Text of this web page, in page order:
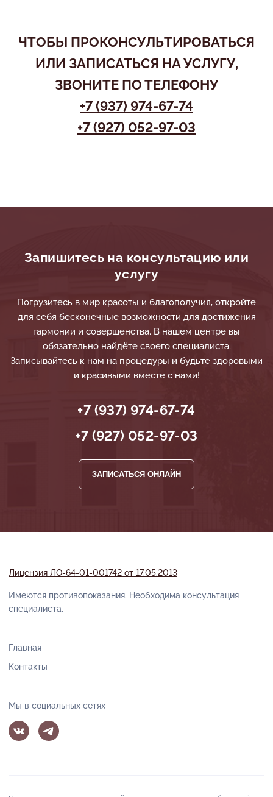
ЧТОБЫ ПРОКОНСУЛЬТИРОВАТЬСЯ
ИЛИ ЗАПИСАТЬСЯ НА УСЛУГУ,
ЗВОНИТЕ ПО ТЕЛЕФОНУ
+7 (937) 974-67-74
+7 (927) 052-97-03
Запишитесь на консультацию или
услугу
Погрузитесь в мир красоты и благополучия, откройте
для себя бесконечные возможности для достижения
гармонии и совершенства. В нашем центре вы
обязательно найдёте своего специалиста.
Записывайтесь к нам на процедуры и будьте здоровыми
и красивыми вместе с нами!
+7 (937) 974-67-74
+7 (927) 052-97-03
ЗАПИСАТЬСЯ ОНЛАЙН
Лицензия ЛО-64-01-001742 от 17.05.2013
Имеются противопоказания. Необходима консультация
специалиста.
Главная
Контакты
Мы в социальных сетях